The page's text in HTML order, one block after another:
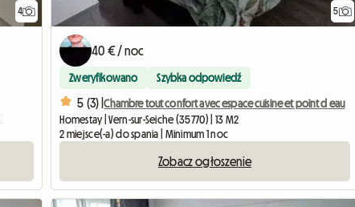
4 5
40 € / noc
Zweryfikowano Szybka odpowiedź
5 (3) |Chambre tout confort avec espace cuisine et point d eau
Homestay | Vern-sur-Seiche (35770) | 13 M2
2 miejsce(-a) do spania | Minimum 1 noc
Zobacz ogłoszenie